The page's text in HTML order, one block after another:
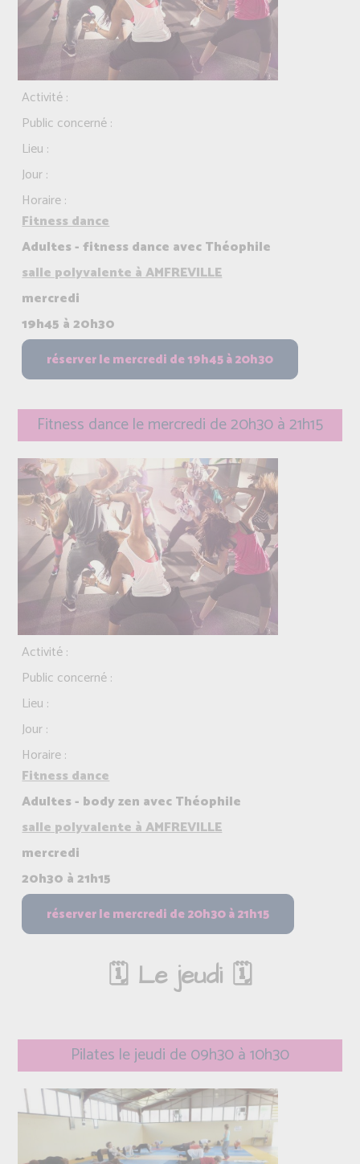
Activité :
Public concerné :
Lieu :
Jour :
Horaire :
Fitness dance
Adultes - fitness dance avec Théophile
salle polyvalente à AMFREVILLE
mercredi
19h45 à 20h30
Fitness dance le mercredi de 20h30 à 21h15
Activité :
Public concerné :
Lieu :
Jour :
Horaire :
Fitness dance
Adultes - body zen avec Théophile
salle polyvalente à AMFREVILLE
mercredi
20h30 à 21h15
🗓️ Le jeudi 🗓️
Pilates le jeudi de 09h30 à 10h30